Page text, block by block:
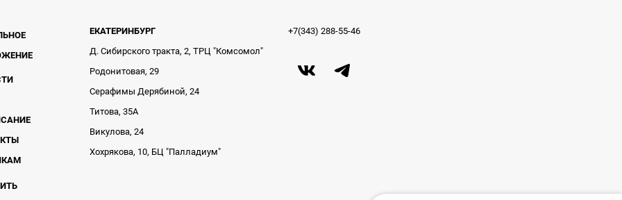
ЕКАТЕРИНБУРГ
Д. Сибирского тракта, 2, ТРЦ "Комсомол"
Родонитовая, 29
Серафимы Дерябиной, 24
Титова, 35А
Викулова, 24
Хохрякова, 10, БЦ "Палладиум"
+7(343) 288-55-46